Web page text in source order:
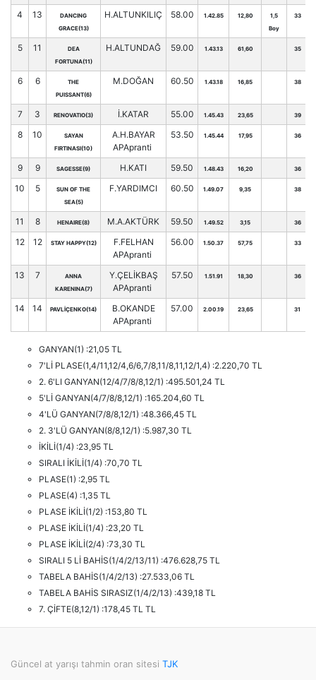
4 13
DANCING
GRACE(13)
H.ALTUNKILIÇ 58.00 1.42.85 12,80
1,5
Boy
33
5 11
DEA
FORTUNA(11)
H.ALTUNDAĞ 59.00 1.43.13 61,60 35
6 6
THE
PUISSANT(6)
M.DOĞAN 60.50 1.43.18 16,85 38
7 3 RENOVATIO(3) İ.KATAR 55.00 1.45.43 23,65 39
8 10
SAYAN
FIRTINASI(10)
A.H.BAYAR
APApranti
53.50 1.45.44 17,95 36
9 9 SAGESSE(9) H.KATI 59.50 1.48.43 16,20 36
10 5
SUN OF THE
SEA(5)
F.YARDIMCI 60.50 1.49.07 9,35 38
11 8 HENAIRE(8) M.A.AKTÜRK 59.50 1.49.52 3,15 36
12 12 STAY HAPPY(12)
F.FELHAN
APApranti
56.00 1.50.37 57,75 33
13 7
ANNA
KARENINA(7)
Y.ÇELİKBAŞ
APApranti
57.50 1.51.91 18,30 36
14 14 PAVLİÇENKO(14)
B.OKANDE
APApranti
57.00 2.00.19 23,65 31
GANYAN(1) :21,05 TL
7'Lİ PLASE(1,4/11,12/4,6/6,7/8,11/8,11,12/1,4) :2.220,70 TL
2. 6'LI GANYAN(12/4/7/8/8,12/1) :495.501,24 TL
5'Lİ GANYAN(4/7/8/8,12/1) :165.204,60 TL
4'LÜ GANYAN(7/8/8,12/1) :48.366,45 TL
2. 3'LÜ GANYAN(8/8,12/1) :5.987,30 TL
İKİLİ(1/4) :23,95 TL
SIRALI İKİLİ(1/4) :70,70 TL
PLASE(1) :2,95 TL
PLASE(4) :1,35 TL
PLASE İKİLİ(1/2) :153,80 TL
PLASE İKİLİ(1/4) :23,20 TL
PLASE İKİLİ(2/4) :73,30 TL
SIRALI 5 Lİ BAHİS(1/4/2/13/11) :476.628,75 TL
TABELA BAHİS(1/4/2/13) :27.533,06 TL
TABELA BAHİS SIRASIZ(1/4/2/13) :439,18 TL
7. ÇİFTE(8,12/1) :178,45 TL TL
Güncel at yarışı tahmin oran sitesi TJK